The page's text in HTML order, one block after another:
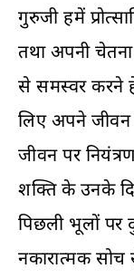
गुरुजी हमें
तथा अपनी
से समस्वर करने
लिए अपने
जीवन पर
शक्ति के उनके
पिछली भूलों पर
नकारात्मक सोच